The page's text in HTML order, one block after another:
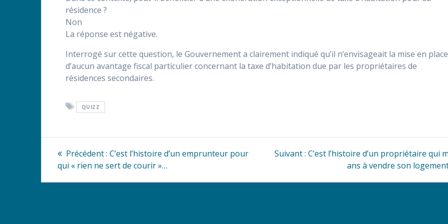
résidence ?
Non
La réponse est négative.
Interrogé sur cette question, le Gouvernement a clairement indiqué qu’il n’envisageait la mise en place
d’aucun avantage fiscal particulier concernant la taxe d’habitation due par les propriétaires de
résidences secondaires.
QUIZZ
Navigation
de
Précédent : Article
précédent
C’est l’histoire d’un emprunteur pour
qui « rien ne sert de courir »…
Suivant : Article
C’est l’histoire d’un propriétaire qui
ans à vendre son